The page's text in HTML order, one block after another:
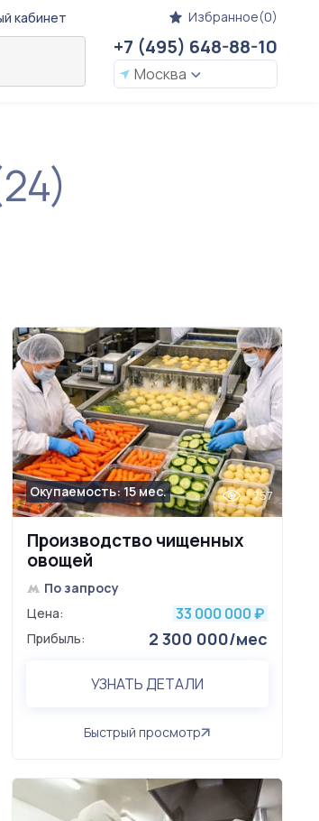
кабинет Избранное(0)
+7 (495) 648-88-10
Москва
Производство чищенных
овощей
Окупаемость: 15 мес. 757
По запросу
Цена:
33 000 000 ₽
Прибыль: 2 300 000/мес
УЗНАТЬ ДЕТАЛИ
Быстрый просмотр